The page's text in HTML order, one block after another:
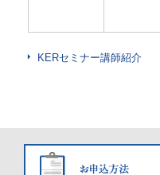
KERセミナー講師紹介